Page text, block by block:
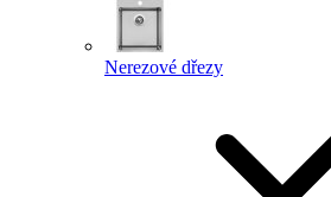
Nerezové dřezy